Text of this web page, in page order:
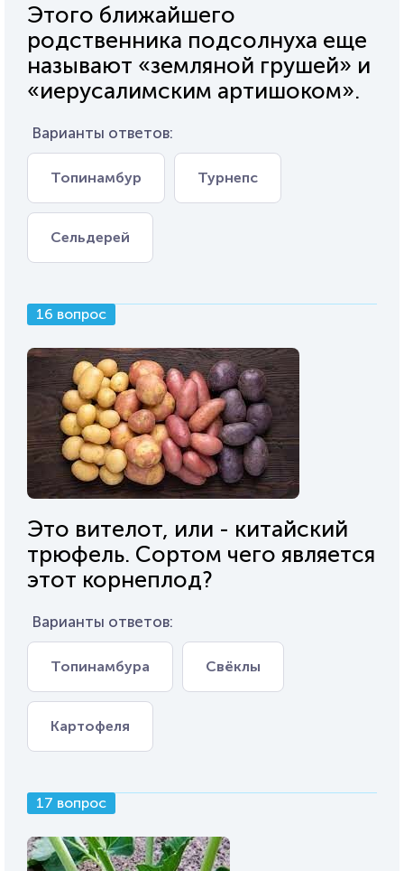
Этого ближайшего
родственника подсолнуха еще
называют «земляной грушей» и
«иерусалимским артишоком».
Варианты ответов:
Топинамбур Турнепс
Сельдерей
16 вопрос
Это вителот, или - китайский
трюфель. Сортом чего является
этот корнеплод?
Варианты ответов:
Топинамбура Свёклы
Картофеля
17 вопрос